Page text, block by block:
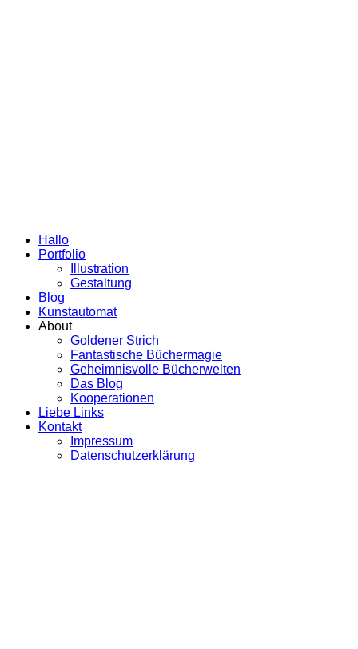
Hallo
Portfolio
Illustration
Gestaltung
Blog
Kunstautomat
About
Goldener Strich
Fantastische Büchermagie
Geheimnisvolle Bücherwelten
Das Blog
Kooperationen
Liebe Links
Kontakt
Impressum
Datenschutzerklärung